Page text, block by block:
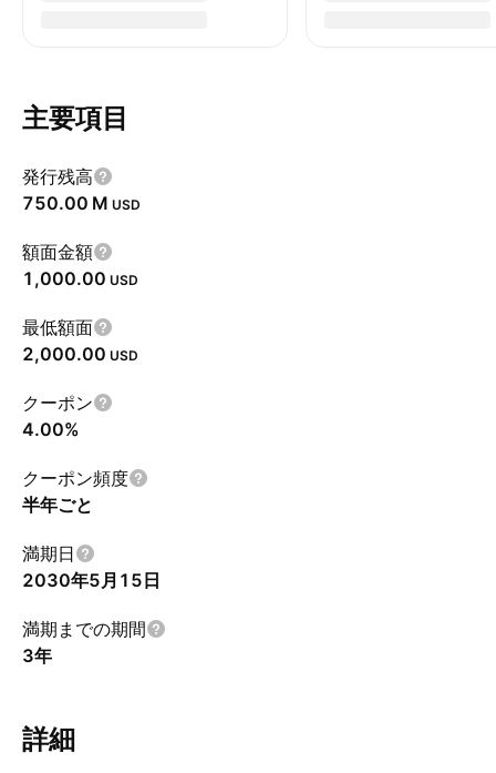
主要項目
発行残高
‪750.00 M‬ USD
額面金額
1,000.00 USD
最低額面
2,000.00 USD
クーポン
4.00%
クーポン頻度
半年ごと
満期日
2030年5月15日
満期までの期間
3年
詳細